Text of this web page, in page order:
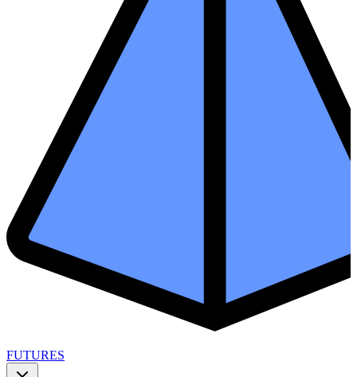
FUTURES